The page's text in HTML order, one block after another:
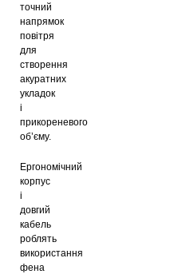
точний
напрямок
повітря
для
створення
акуратних
укладок
і
прикореневого
об’єму.
Ергономічний
корпус
і
довгий
кабель
роблять
використання
фена